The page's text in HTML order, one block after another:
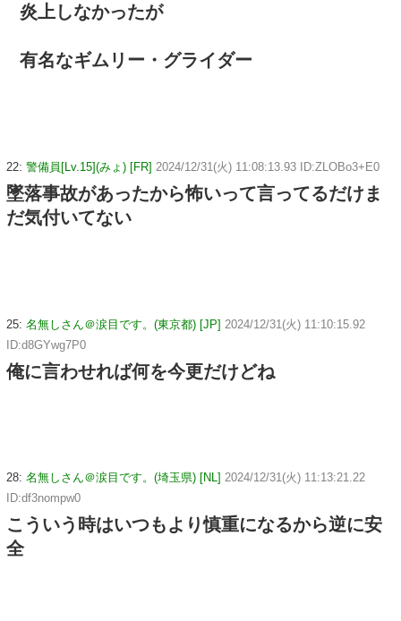
炎上しなかったが
有名なギムリー・グライダー
22: 警備員[Lv.15](みょ) [FR] 2024/12/31(火) 11:08:13.93 ID:ZLOBo3+E0
墜落事故があったから怖いって言ってるだけま
だ気付いてない
25: 名無しさん＠涙目です。(東京都) [JP] 2024/12/31(火) 11:10:15.92
ID:d8GYwg7P0
俺に言わせれば何を今更だけどね
28: 名無しさん＠涙目です。(埼玉県) [NL] 2024/12/31(火) 11:13:21.22
ID:df3nompw0
こういう時はいつもより慎重になるから逆に安
全